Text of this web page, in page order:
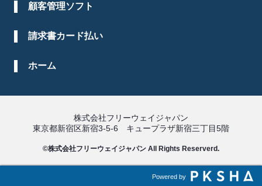
顧客管理ソフト
請求書カード払い
ホーム
株式会社フリーウェイジャパン
東京都新宿区新宿3-5-6 キュープラザ新宿三丁目5階
©株式会社フリーウェイジャパン All Rights Reserverd.
Powered by